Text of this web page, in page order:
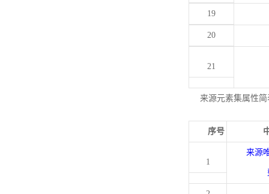
19
20
21
来源元素集属性简
序号
1
来源